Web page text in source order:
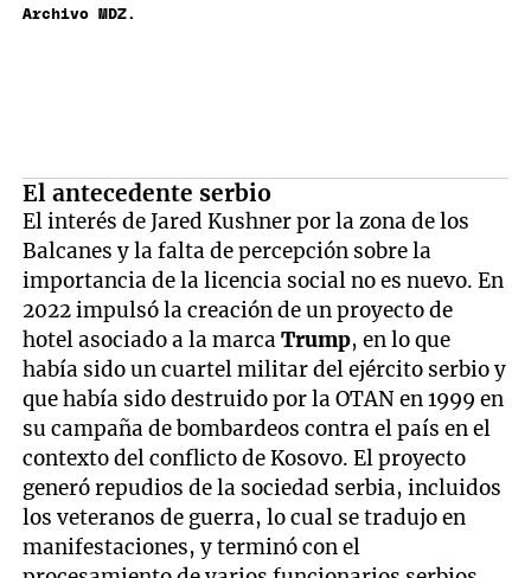
Archivo MDZ.
El antecedente serbio
El interés de Jared Kushner por la zona de los
Balcanes y la falta de percepción sobre la
importancia de la licencia social no es nuevo. En
2022 impulsó la creación de un proyecto de
hotel asociado a la marcaTrump, en lo que
había sido un cuartel militar del ejército serbio y
que había sido destruido por la OTAN en 1999 en
su campaña de bombardeos contra el país en el
contexto del conflicto de Kosovo. El proyecto
generó repudios de la sociedad serbia, incluidos
los veteranos de guerra, lo cual se tradujo en
manifestaciones, y terminó con el